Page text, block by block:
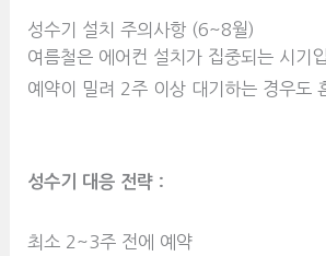
성수기 설치 주의사항 (6~8월)
여름철은 에어컨 설치가 집중되는 시기
예약이 밀려 2주 이상 대기하는 경우도
성수기 대응 전략 :
최소 2~3주 전에 예약